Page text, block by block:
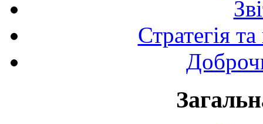
Стратегія